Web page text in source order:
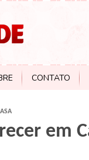
CONTATO
em